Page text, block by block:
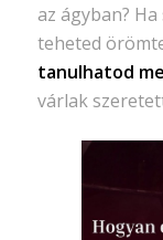
az ágyban?
teheted
tanulhatod
várlak